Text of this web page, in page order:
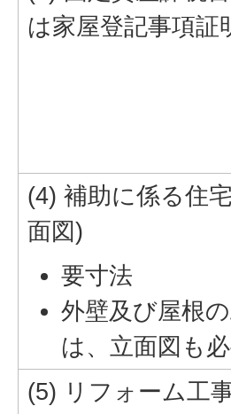
は家屋登記事項証
(4) 補助に係る住
面図)
要寸法
外壁及び屋根
は、立面図も
(5) リフォーム工